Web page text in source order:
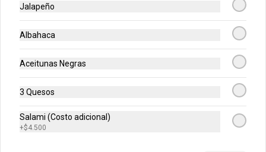
AcumulaDOBBLE Puntos
Combos Mundialistas
Jalapeño
Albahaca
Aceitunas Negras
3 Quesos
Salami (Costo adicional)
+$4.500